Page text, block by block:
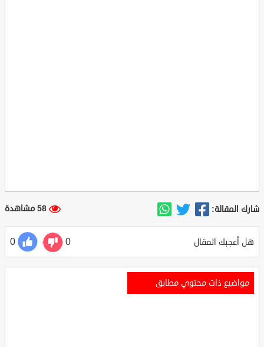
شارك المقالة: 58 مشاهدة
هل أعجبك المقال 0
0
مواضيع ذات محتوي مطابق